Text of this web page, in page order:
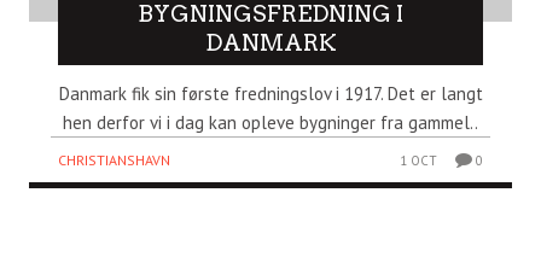
BYGNINGSFREDNING I
DANMARK
Danmark fik sin første fredningslov i 1917. Det er langt
hen derfor vi i dag kan opleve bygninger fra gammel..
CHRISTIANSHAVN 1 OCT 0